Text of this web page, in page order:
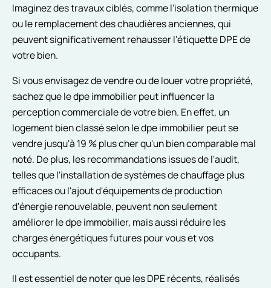
Imaginez des travaux ciblés, comme l'isolation thermique
ou le remplacement des chaudières anciennes, qui
peuvent significativement rehausser l'étiquette DPE de
votre bien.
Si vous envisagez de vendre ou de louer votre propriété,
sachez que le dpe immobilier peut influencer la
perception commerciale de votre bien. En effet, un
logement bien classé selon le dpe immobilier peut se
vendre jusqu'à 19 % plus cher qu'un bien comparable mal
noté. De plus, les recommandations issues de l'audit,
telles que l'installation de systèmes de chauffage plus
efficaces ou l'ajout d'équipements de production
d'énergie renouvelable, peuvent non seulement
améliorer le dpe immobilier, mais aussi réduire les
charges énergétiques futures pour vous et vos
occupants.
Il est essentiel de noter que les DPE récents, réalisés